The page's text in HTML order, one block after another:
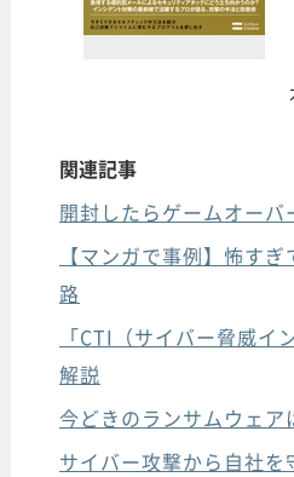
関連記事
開封したらゲームオー
【マンガで事例】怖す
路
「CTI（サイバー脅威
解説
今どきのランサムウェ
サイバー攻撃から自社